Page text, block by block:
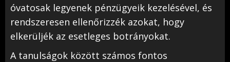
óvatosak legyenek pénzügyeik kezelésével, és
rendszeresen ellenőrizzék azokat, hogy
elkerüljék az esetleges botrányokat.
A tanulságok között számos fontos